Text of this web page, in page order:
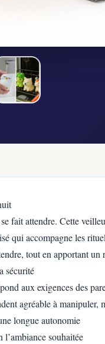
fait attendre. Cette
qui accompagne les
tout en apportant
sécurité
aux exigences des
agréable à manipuler,
longue autonomie
l’ambiance souhaitée